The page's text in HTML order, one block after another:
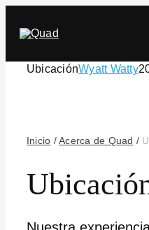
content
UbicaciónWyatt Watty
Inicio /Acerca de Quad /